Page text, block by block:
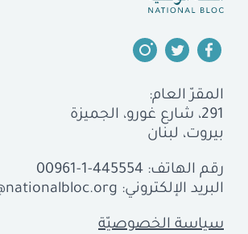
المقرّ العام:
291، شارع غورو، الجميزة
بيروت، لبنان
رقم الهاتف: 00961-1-445554
البريد الإلكتروني:
سياسة الخصوصيّة